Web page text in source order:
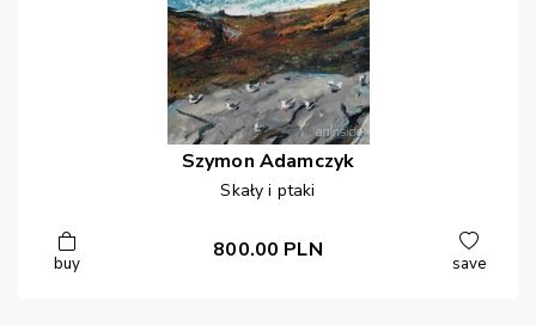
Szymon Adamczyk
Skały i ptaki
buy
800.00 PLN
save